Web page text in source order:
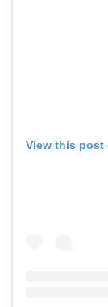
View this post